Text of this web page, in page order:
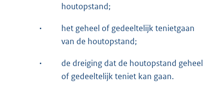
houtopstand;
·
het geheel of gedeeltelijk tenietgaan
van de houtopstand;
·
de dreiging dat de houtopstand geheel
of gedeeltelijk teniet kan gaan.